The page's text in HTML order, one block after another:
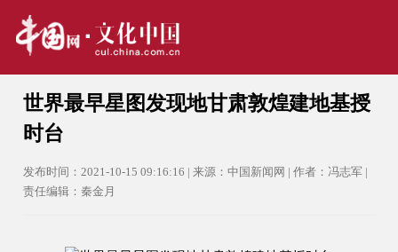
世界最早星图发现地甘肃敦煌建地基授
时台
发布时间：2021-10-15 09:16:16 | 来源：中国新闻网 | 作者：冯志军 |
责任编辑：秦金月